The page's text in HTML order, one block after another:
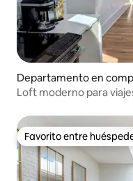
Departamento en
cinnati
Loft moderno para
Favorito entre
Favorito entre